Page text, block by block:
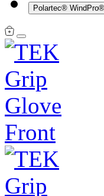
Polartec® WindPro®